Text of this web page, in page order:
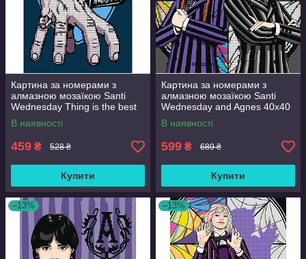
Картина за номерами з
алмазною мозаїкою Santi
Wednesday Thing is the best
friend 30x40 см Різнобарвний
(954980)
В наявності
459 ₴ 528 ₴
Купити
Картина за номерами з
алмазною мозаїкою Santi
Wednesday and Agnes 40x40
см Різнобарвний (954947)
В наявності
599 ₴ 689 ₴
Купити
–13% –13%